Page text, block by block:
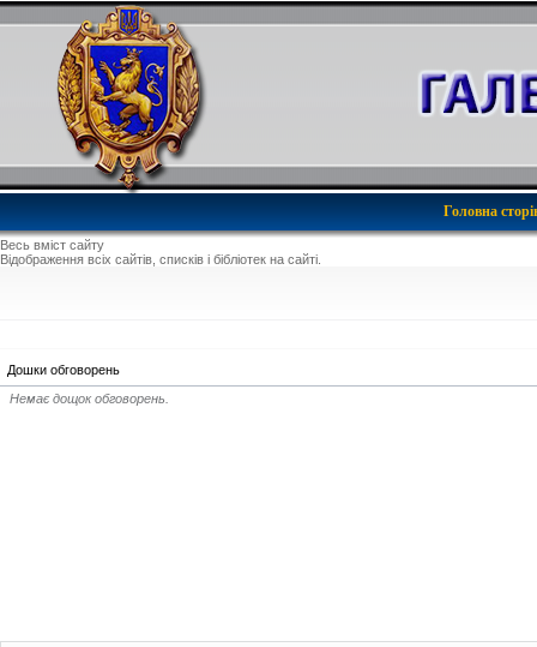
Головна
Весь вміст сайту
Відображення всіх сайтів, списків і бібліотек на сайті.
Дошки обговорень
Немає дощок обговорень.